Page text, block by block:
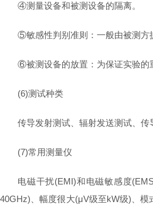
④测量设备和被测设备的隔离。
⑤敏感性判别准则：一般由被测方
⑥被测设备的放置：为保证实验的
(6)测试种类
传导发射测试、辐射发送测试、
(7)常用测量仪
电磁干扰(EMI)和电磁敏感度
40GHz)、幅度很大(μV级至kW级)、